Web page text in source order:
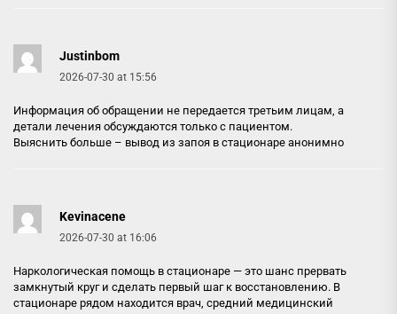
Justinbom
2026-07-30 at 15:56
Информация об обращении не передается третьим лицам, а
детали лечения обсуждаются только с пациентом.
Выяснить больше – вывод из запоя в стационаре анонимно
Kevinacene
2026-07-30 at 16:06
Наркологическая помощь в стационаре — это шанс прервать
замкнутый круг и сделать первый шаг к восстановлению. В
стационаре рядом находится врач, средний медицинский